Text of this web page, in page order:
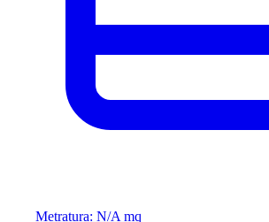
Metratura: N/A mq